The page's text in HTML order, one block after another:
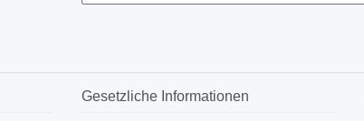
Gesetzliche Informationen